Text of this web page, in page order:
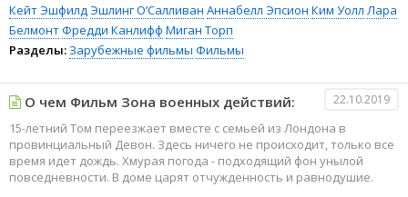
Кейт ЭшфилдЭшлинг О’Салливан Аннабелл Эпсион Ким Уолл Лара
БелмонтФредди Канлифф Миган Торп
Разделы: Зарубежные фильмы Фильмы
О чем Фильм Зона военных действий: 22.10.2019
15-летний Том переезжает вместе с семьей из Лондона в
провинциальный Девон. Здесь ничего не происходит, только все
время идет дождь. Хмурая погода - подходящий фон унылой
повседневности. В доме царят отчужденность и равнодушие.